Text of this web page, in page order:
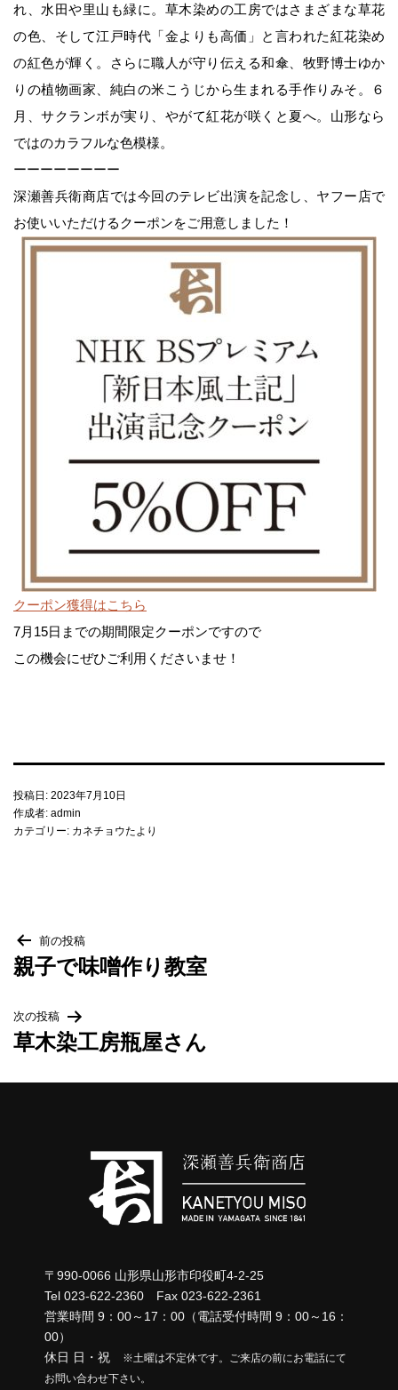
レシピ
家族を笑顔にする味噌汁の力
イベントのご案内
みそづくり教室
味噌の即売会
麹・甘酒
梅・梅干し
麹に込めた変わらぬ想い
カネチョウ印の由来
会社概要・沿革
取扱店一覧
リンク集
れ、水田や里山も緑に。草木染めの工房ではさまざまな草花
の色、そして江戸時代「金よりも高価」と言われた紅花染め
の紅色が輝く。さらに職人が守り伝える和傘、牧野博士ゆか
りの植物画家、純白の米こうじから生まれる手作りみそ。６
月、サクランボが実り、やがて紅花が咲くと夏へ。山形なら
ではのカラフルな色模様。
ーーーーーーーー
深瀬善兵衛商店では今回のテレビ出演を記念し、ヤフー店で
お使いいただけるクーポンをご用意しました！
クーポン獲得はこちら
7月15日までの期間限定クーポンですので
この機会にぜひご利用くださいませ！
投稿日: 2023年7月10日
作成者: admin
カテゴリー: カネチョウたより
投
ナ
ビ
前の投稿
親子で味噌作り教室
次の投稿
草木染工房瓶屋さん
〒990-0066 山形県山形市印役町4-2-25
Tel 023-622-2360 Fax 023-622-2361
営業時間 9：00～17：00（電話受付時間 9：00～16：
00）
休日 日・祝
※土曜は不定休です。ご来店の前にお電話にて
お問い合わせ下さい。